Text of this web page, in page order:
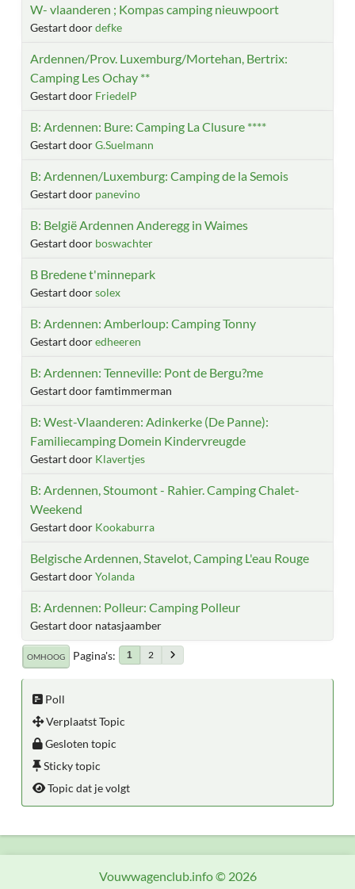
W- vlaanderen ; Kompas camping nieuwpoort
Gestart doordefke
Ardennen/Prov. Luxemburg/Mortehan, Bertrix:
Camping Les Ochay **
Gestart door FriedelP
B: Ardennen: Bure: Camping La Clusure ****
Gestart doorG.Suelmann
B: Ardennen/Luxemburg: Camping de la Semois
Gestart door panevino
B: België Ardennen Anderegg in Waimes
Gestart door boswachter
B Bredene t'minnepark
Gestart doorsolex
B: Ardennen: Amberloup: Camping Tonny
Gestart dooredheeren
B: Ardennen: Tenneville: Pont de Bergu?me
Gestart door famtimmerman
B: West-Vlaanderen: Adinkerke (De Panne):
Familiecamping Domein Kindervreugde
Gestart door Klavertjes
B: Ardennen, Stoumont - Rahier. Camping Chalet-
Weekend
Gestart door Kookaburra
Belgische Ardennen, Stavelot, Camping L'eau Rouge
Gestart doorYolanda
B: Ardennen: Polleur: Camping Polleur
Gestart door natasjaamber
OMHOOG Pagina's 1 2
Poll
Verplaatst Topic
Gesloten topic
Sticky topic
Topic dat je volgt
Vouwwagenclub.info © 2026